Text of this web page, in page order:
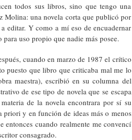
todos sus libros, sino que tengo una
Molina: una novela corta que publicó por
editar. Y como a mí eso de encuadernar
uso propio que nadie más posee.
cuando en marzo de 1987 el crítico
puesto que libro que criticaba mal me lo
maestra), escribió en su columna del
de ese tipo de novela que se escapa
de la novela encontrara por sí su
y en función de ideas más o menos
entonces cuando realmente me convencí
consagrado.